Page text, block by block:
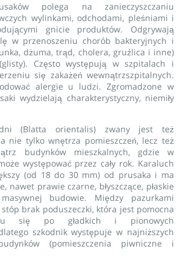
polega na zanieczyszczaniu
wylinkami, odchodami, pleśniami i
gnicie produktów. Odgrywają
w przenoszeniu chorób bakteryjnych i
dżuma, trąd, cholera, gruźlica i inne)
Często występują w szpitalach i
się zakażeń wewnątrzszpitalnych.
alergie u ludzi. Zgromadzone w
wydzielają charakterystyczny, niemiły
(Blatta orientalis) zwany jest też
nie tylko wnętrza pomieszczeń, lecz też
budynków mieszkalnych, gdzie w
występować przez cały rok. Karaluch
(od 18 do 30 mm) od prusaka i ma
nawet prawie czarne, błyszczące, płaskie
budowie. Między pazurkami
stóp brak poduszeczki, która jest pomocna
się po gładkich i pionowych
szkodnik występuje w najniższych
(pomieszczenia piwniczne i